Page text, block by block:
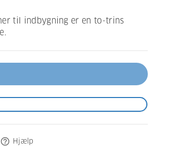
til indbygning er en to-trins
help_outline Hjælp